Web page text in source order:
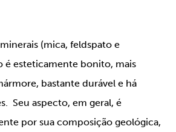
(mica, feldspato e
é esteticamente bonito, mais
bastante durável e há
Seu aspecto, em geral, é
por sua composição geológica,